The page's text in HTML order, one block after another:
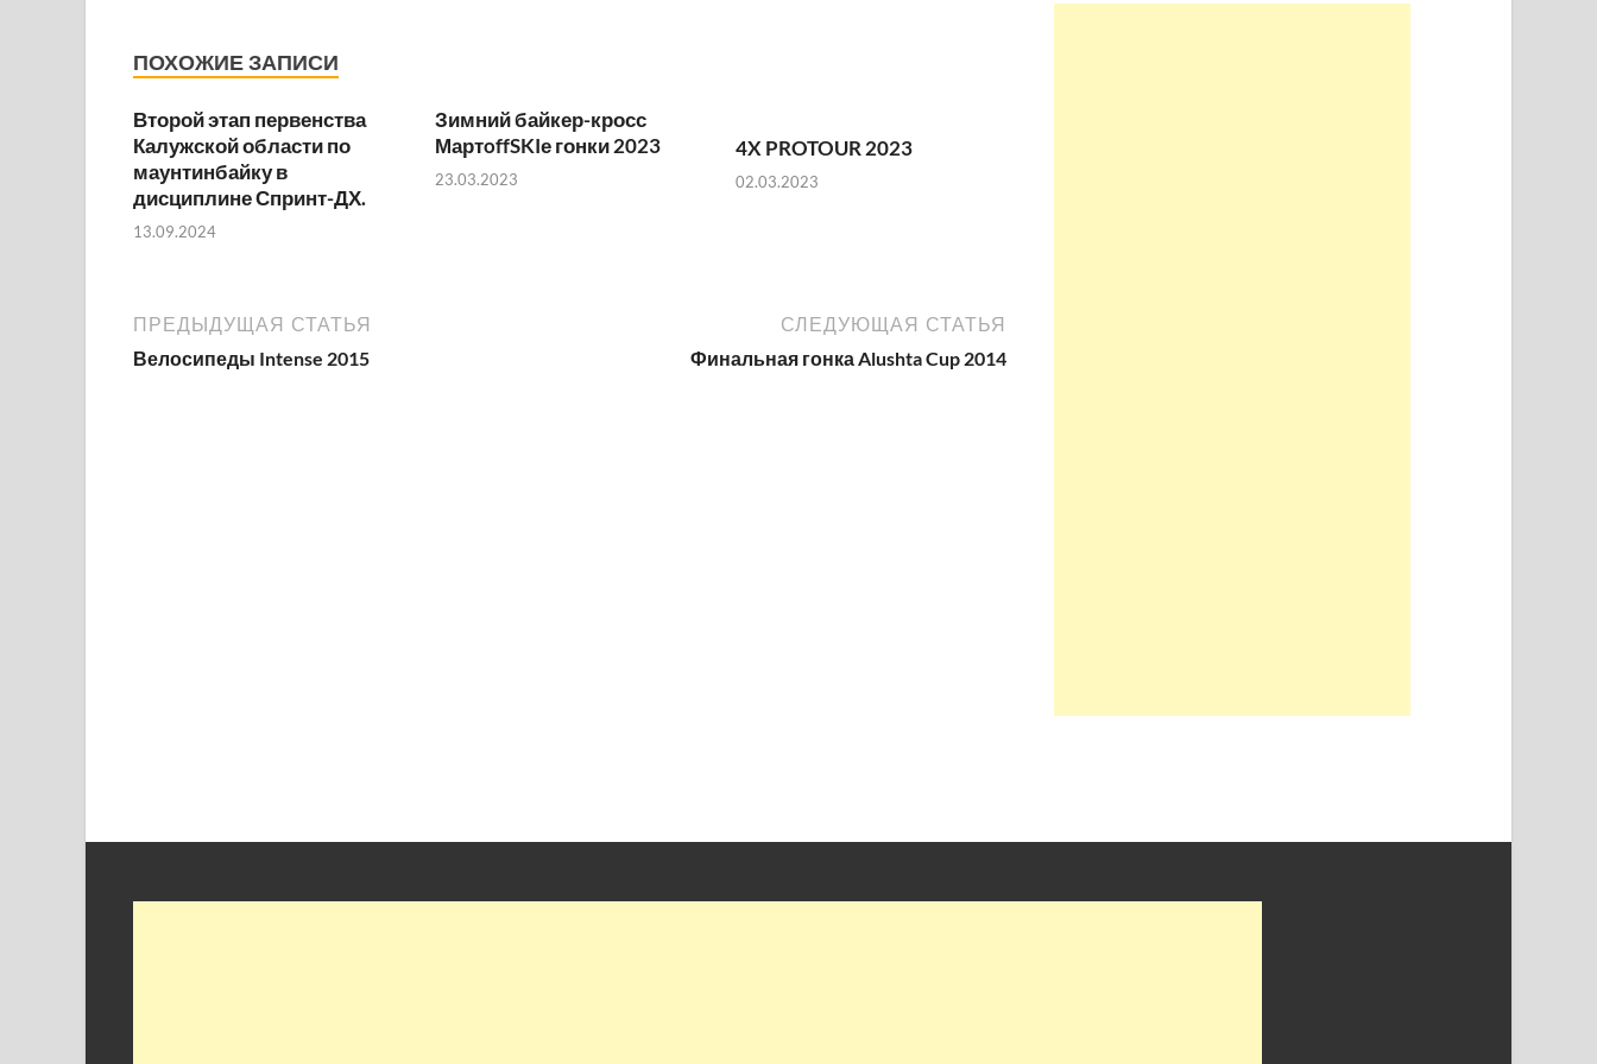
ПОХОЖИЕ ЗАПИСИ
Второй этап первенства
Калужской области по
маунтинбайку в
дисциплине Спринт-ДХ.
13.09.2024
Зимний байкер-кросс
МартoffSKIе гонки 2023
23.03.2023
4X PROTOUR 2023
02.03.2023
ПРЕДЫДУЩАЯ СТАТЬЯ
Велосипеды Intense 2015
СЛЕДУЮЩАЯ СТАТЬЯ
Финальная гонка Alushta Cup 2014